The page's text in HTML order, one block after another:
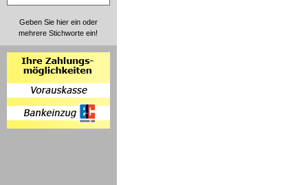
Geben Sie hier ein oder
mehrere Stichworte ein!